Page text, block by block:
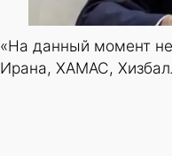
«На данный момент
Ирана, ХАМАС,